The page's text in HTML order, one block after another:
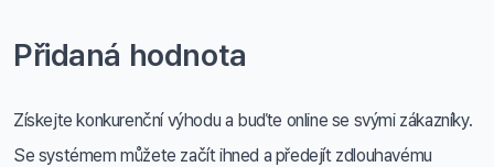
Přidaná hodnota
Získejte konkurenční výhodu a buďte online se svými zákazníky.
Se systémem můžete začít ihned a předejít zdlouhavému